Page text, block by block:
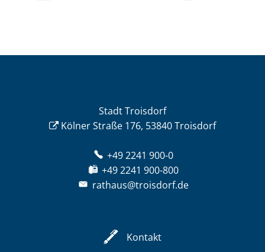
Stadt Troisdorf
Kölner Straße 176, 53840 Troisdorf
+49 2241 900-0
+49 2241 900-800
rathaus@troisdorf.de
Kontakt